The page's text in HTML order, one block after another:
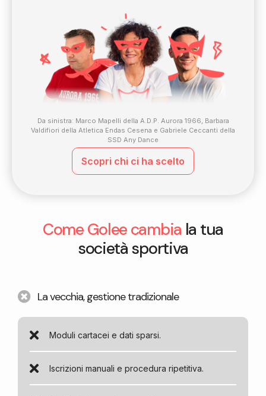
Da sinistra: Marco Mapelli della A.D.P. Aurora 1966, Barbara
Valdifiori della Atletica Endas Cesena e Gabriele Ceccanti della
SSD Any Dance
Scopri chi ci ha scelto
Come Golee cambia la tua
società sportiva
La vecchia, gestione tradizionale
Moduli cartacei e dati sparsi.
Iscrizioni manuali e procedura ripetitiva.